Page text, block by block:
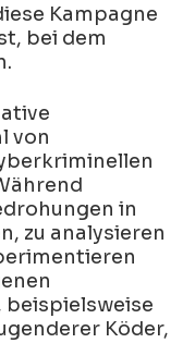
Kampagne
bei dem
von
in
zu analysieren
beispielsweise
Köder,